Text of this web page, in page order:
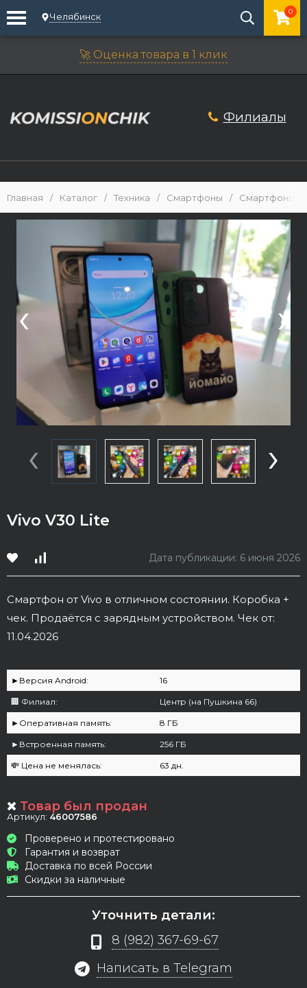
Челябинск 0
🚀 Оценка товара в 1 клик
Филиалы
Главная / Каталог / Техника / Смартфоны / Смартфоны
‹ ›
‹ ›
Vivo V30 Lite
Дата публикации: 6 июня 2026
Смартфон от Vivo в отличном состоянии. Коробка +
чек. Продаётся с зарядным устройством. Чек от:
11.04.2026
►Версия Android: 16
🏢 Филиал: Центр (на Пушкина 66)
►Оперативная память: 8 ГБ
►Встроенная память: 256 ГБ
💸 Цена не менялась: 63 дн.
Товар был продан
Артикул: 46007586
Проверено и протестировано
Гарантия и возврат
Доставка по всей России
Скидки за наличные
Уточнить детали:
8 (982) 367-69-67
Написать в Telegram